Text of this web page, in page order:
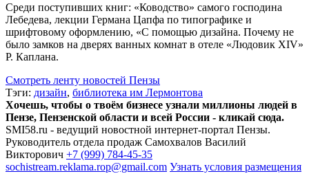
Среди поступивших книг: «Ководство» самого господина
Лебедева, лекции Германа Цапфа по типографике и
шрифтовому оформлению, «С помощью дизайна. Почему не
было замков на дверях ванных комнат в отеле «Людовик XIV»
Р. Каплана.
Смотреть ленту новостей Пензы
Тэги: дизайн, библиотека им Лермонтова
Хочешь, чтобы о твоём бизнесе узнали миллионы людей в
Пензе, Пензенской области и всей России - кликай сюда.
SMI58.ru - ведущий новостной интернет-портал Пензы.
Руководитель отдела продаж Самохвалов Василий
Викторович +7 (999) 784-45-35
sochistream.reklama.rop@gmail.com Узнать условия размещения